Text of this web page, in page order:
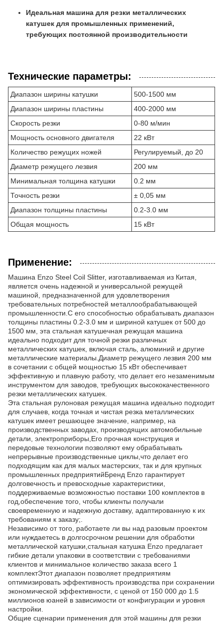
Идеальная машина для резки металлических
катушек для промышленных применений,
требующих постоянной производительности
Технические параметры:
Диапазон ширины катушки
500-1500 мм
Диапазон ширины пластины
400-2000 мм
Скорость резки
0-80 м/мин
Мощность основного двигателя
22 кВт
Количество режущих ножей
Регулируемый, до 20
Диаметр режущего лезвия
200 мм
Минимальная толщина катушки
0.2 мм
Точность резки
± 0,05 мм
Диапазон толщины пластины
0.2-3.0 мм
Общая мощность
15 кВт
Применение:
Машина Enzo Steel Coil Slitter, изготавливаемая из Китая,
является очень надежной и универсальной режущей
машиной, предназначенной для удовлетворения
требовательных потребностей металлообрабатывающей
промышленности.С его способностью обрабатывать диапазон
толщины пластины 0.2-3.0 мм и шириной катушек от 500 до
1500 мм, эта стальная катушечная режущая машина
идеально подходит для точной резки различных
металлических катушек, включая сталь, алюминий и другие
металлические материалы.Диаметр режущего лезвия 200 мм
в сочетании с общей мощностью 15 кВт обеспечивает
эффективную и плавную работу, что делает его незаменимым
инструментом для заводов, требующих высококачественного
резки металлических катушек.
Эта стальная рулоновая режущая машина идеально подходит
для случаев, когда точная и чистая резка металлических
катушек имеет решающее значение, например, на
производственных заводах, производящих автомобильные
детали, электроприборы,Его прочная конструкция и
передовые технологии позволяют ему обрабатывать
непрерывные производственные циклы,что делает его
подходящим как для малых мастерских, так и для крупных
промышленных предприятийБренд Enzo гарантирует
долговечность и превосходные характеристики,
поддерживаемые возможностью поставки 100 комплектов в
год,обеспечение того, чтобы клиенты получали
своевременную и надежную доставку, адаптированную к их
требованиям к заказу;.
Независимо от того, работаете ли вы над разовым проектом
или нуждаетесь в долгосрочном решении для обработки
металлической катушки,стальная катушка Enzo предлагает
гибкие детали упаковки в соответствии с требованиями
клиентов и минимальное количество заказа всего 1
комплектЭтот диапазон позволяет предприятиям
оптимизировать эффективность производства при сохранении
экономической эффективности, с ценой от 150 000 до 1.5
миллионов юаней в зависимости от конфигурации и уровня
настройки.
Общие сценарии применения для этой машины для резки